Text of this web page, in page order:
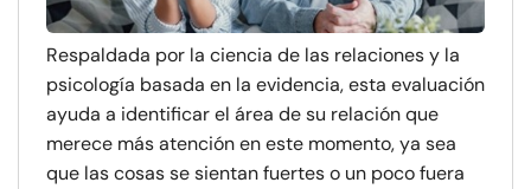
Respaldada por la ciencia de las relaciones y la
psicología basada en la evidencia, esta evaluación
ayuda a identificar el área de su relación que
merece más atención en este momento, ya sea
que las cosas se sientan fuertes o un poco fuera